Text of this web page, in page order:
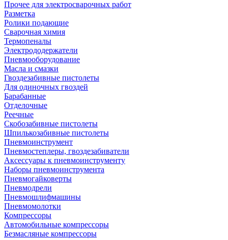
Прочее для электросварочных работ
Разметка
Ролики подающие
Сварочная химия
Термопеналы
Электрододержатели
Пневмооборудование
Масла и смазки
Гвоздезабивные пистолеты
Для одиночных гвоздей
Барабанные
Отделочные
Реечные
Скобозабивные пистолеты
Шпилькозабивные пистолеты
Пневмоинструмент
Пневмостеплеры, гвоздезабиватели
Аксессуары к пневмоинструменту
Наборы пневмоинструмента
Пневмогайковерты
Пневмодрели
Пневмошлифмашины
Пневмомолотки
Компрессоры
Автомобильные компрессоры
Безмасляные компрессоры